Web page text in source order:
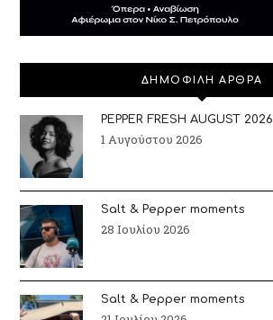
ΔΗΜΟΦΙΛΗ ΑΡΘΡΑ
PEPPER FRESH AUGUST 2026
1 Αυγούστου 2026
Salt & Pepper moments
28 Ιουλίου 2026
Salt & Pepper moments